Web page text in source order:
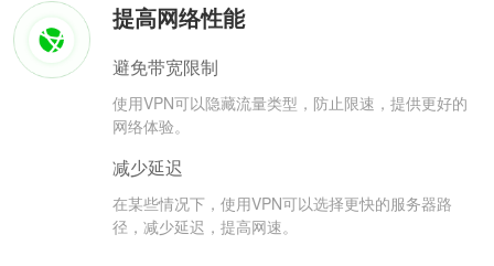
提高网络性能
避免带宽限制
使用VPN可以隐藏流量类型，防止限速，提供更好的
网络体验。
减少延迟
在某些情况下，使用VPN可以选择更快的服务器路
径，减少延迟，提高网速。